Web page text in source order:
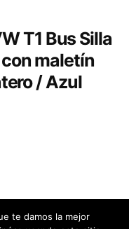
T1 Bus Silla
maletín
/ Azul
te damos la mejor